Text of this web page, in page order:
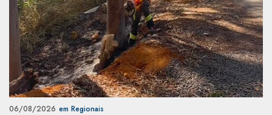
06/08/2026 em Regionais